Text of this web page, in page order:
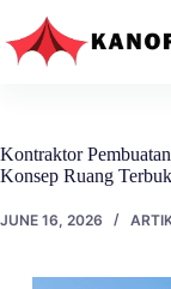
content
Kontraktor
Konsep Ruang
JUNE 16, 2026